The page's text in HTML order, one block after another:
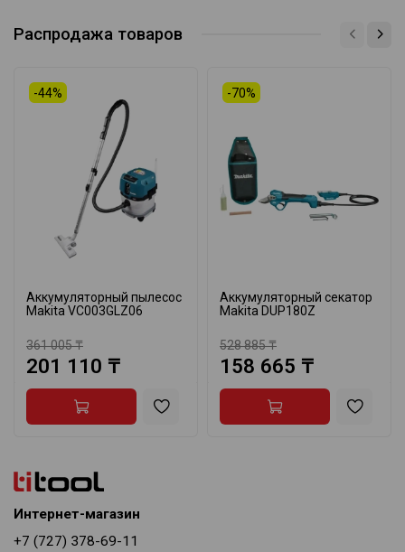
Распродажа товаров
-44%
Аккумуляторный пылесос
Makita VC003GLZ06
361 005 ₸
201 110 ₸
-70%
Аккумуляторный секатор
Makita DUP180Z
528 885 ₸
158 665 ₸
Интернет-магазин
+7 (727) 378-69-11